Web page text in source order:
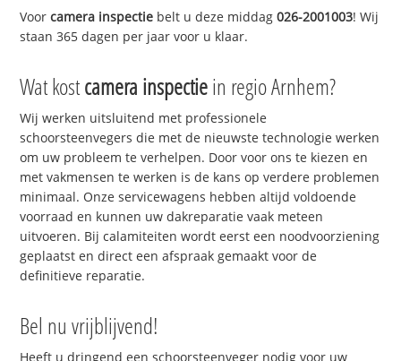
Voorcamera inspectie belt u deze middag026-2001003! Wij
staan 365 dagen per jaar voor u klaar.
Wat kostcamera inspectiein regio Arnhem?
Wij werken uitsluitend met professionele
schoorsteenvegers die met de nieuwste technologie werken
om uw probleem te verhelpen. Door voor ons te kiezen en
met vakmensen te werken is de kans op verdere problemen
minimaal. Onze servicewagens hebben altijd voldoende
voorraad en kunnen uw dakreparatie vaak meteen
uitvoeren. Bij calamiteiten wordt eerst een noodvoorziening
geplaatst en direct een afspraak gemaakt voor de
definitieve reparatie.
Bel nu vrijblijvend!
Heeft u dringend een schoorsteenveger nodig voor uw